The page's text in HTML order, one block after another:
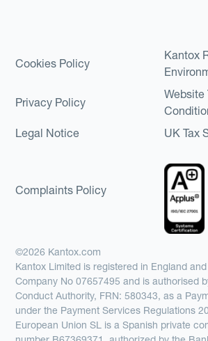
Cookies Policy
Kantox
Privacy Policy
Website
Legal Notice
UK Tax
Complaints Policy
©2026 Kantox.com
Kantox Limited is registered in England
Company No 07657495 and is authorised
Conduct Authority, FRN: 580343, as a
under the Payment Services Regulations
European Union SL is a Spanish private